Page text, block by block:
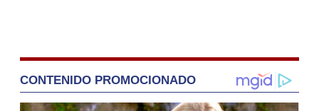
CONTENIDO PROMOCIONADO